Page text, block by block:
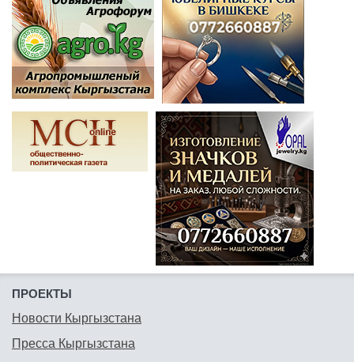
ПРОЕКТЫ
Новости Кыргызстана
Пресса Кыргызстана